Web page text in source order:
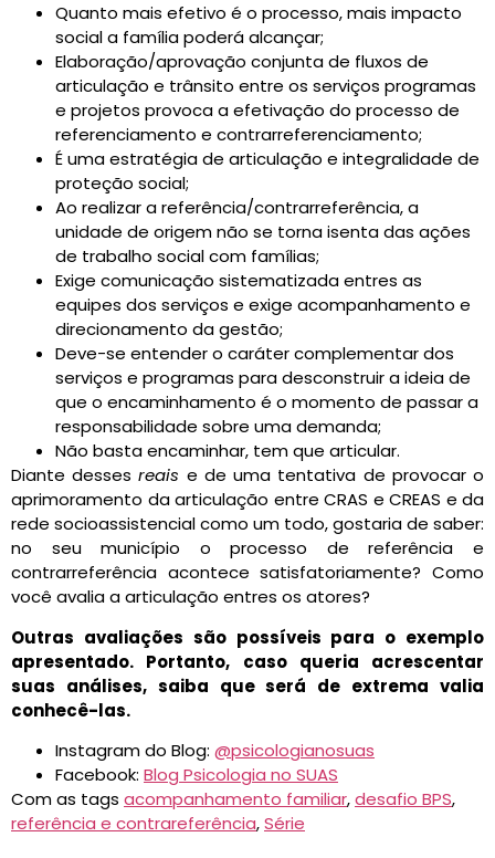
Quanto mais efetivo é o processo, mais impacto
social a família poderá alcançar;
Elaboração/aprovação conjunta de fluxos de
articulação e trânsito entre os serviços programas
e projetos provoca a efetivação do processo de
referenciamento e contrarreferenciamento;
É uma estratégia de articulação e integralidade de
proteção social;
Ao realizar a referência/contrarreferência, a
unidade de origem não se torna isenta das ações
de trabalho social com famílias;
Exige comunicação sistematizada entres as
equipes dos serviços e exige acompanhamento e
direcionamento da gestão;
Deve-se entender o caráter complementar dos
serviços e programas para desconstruir a ideia de
que o encaminhamento é o momento de passar a
responsabilidade sobre uma demanda;
Não basta encaminhar, tem que articular.
Diante dessesreais e de uma tentativa de provocar o
aprimoramento da articulação entre CRAS e CREAS e da
rede socioassistencial como um todo, gostaria de saber:
no seu município o processo de referência e
contrarreferência acontece satisfatoriamente? Como
você avalia a articulação entres os atores?
Outras avaliações são possíveis para o exemplo
apresentado. Portanto, caso queria acrescentar
suas análises, saiba que será de extrema valia
conhecê-las.
Instagram do Blog: @psicologianosuas
Facebook: Blog Psicologia no SUAS
Com as tags acompanhamento familiar,desafio BPS,
referência e contrareferência,Série